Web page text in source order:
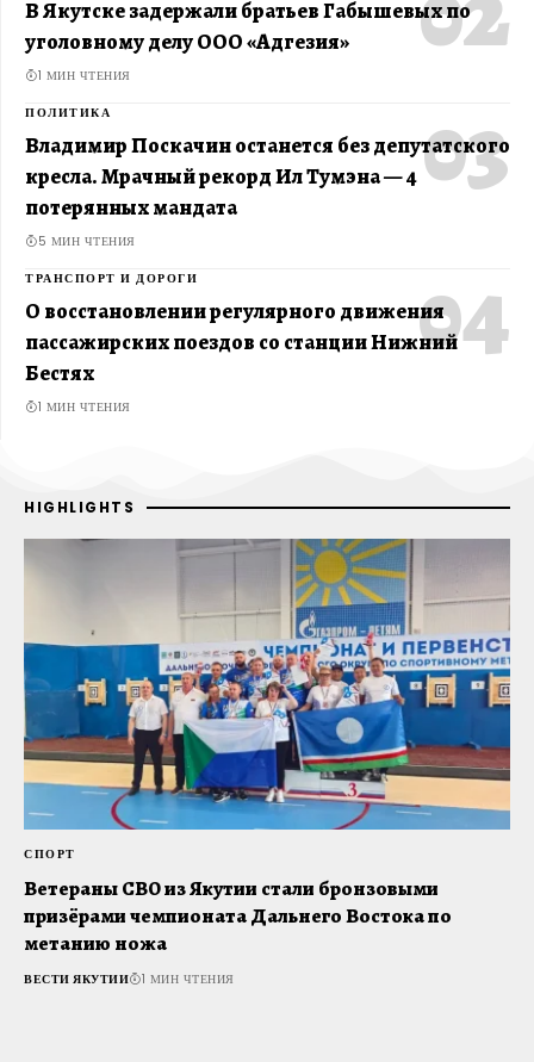
В Якутске задержали братьев Габышевых по
уголовному делу ООО «Адгезия»
1 МИН ЧТЕНИЯ
ПОЛИТИКА
Владимир Поскачин останется без депутатского
кресла. Мрачный рекорд Ил Тумэна — 4
потерянных мандата
5 МИН ЧТЕНИЯ
ТРАНСПОРТ И ДОРОГИ
О восстановлении регулярного движения
пассажирских поездов со станции Нижний
Бестях
1 МИН ЧТЕНИЯ
HIGHLIGHTS
СПОРТ
Ветераны СВО из Якутии стали бронзовыми
призёрами чемпионата Дальнего Востока по
метанию ножа
ВЕСТИ ЯКУТИИ 1 МИН ЧТЕНИЯ